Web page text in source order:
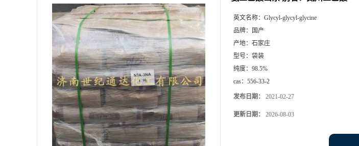
英文名称： Glycyl-glycyl-glycine
品牌：
国产
产地： 石家庄
型号： 袋装
纯度： 98.5%
cas： 556-33-2
发布日期： 2021-02-27
更新日期： 2026-08-03